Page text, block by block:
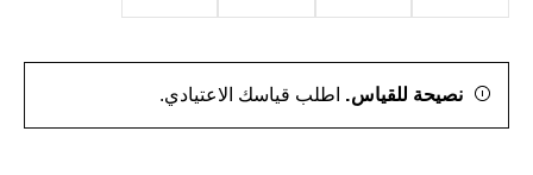
نصيحة للقياس. اطلب قياسك الاعتيادي.